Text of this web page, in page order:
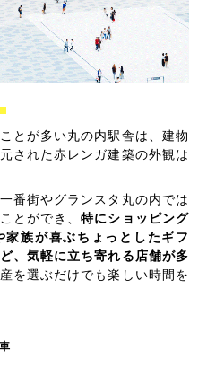
とが多い丸の内駅舎は、建物
された赤レンガ建築の外観は
番街やグランスタ丸の内では
とができ、特にショッピング
族が喜ぶちょっとしたギフ
、気軽に立ち寄れる店舗が多
を選ぶだけでも楽しい時間を